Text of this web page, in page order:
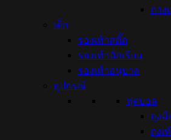
กาง
เด็ก
รองเท้าสตั๊ด
รองเท้านักเรียน
รองเท้าอนุบาล
อุปกรณ์
ฟุตบอล
ถุงมื
ถุงเ